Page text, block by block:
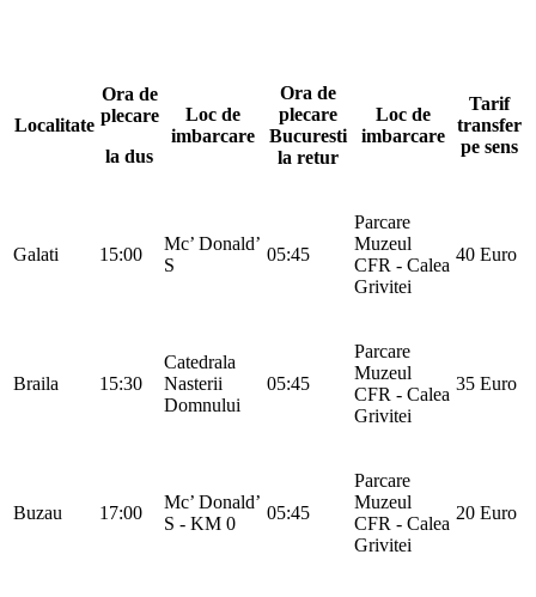
Localitate
Ora de
plecare
la dus
Loc de
imbarcare
Ora de
plecare
Bucuresti
la retur
Loc de
imbarcare
Tarif
transfer
pe sens
Galati 15:00
Mc’ Donald’
S
05:45
Parcare
Muzeul
CFR - Calea
Grivitei
40 Euro
Braila 15:30
Catedrala
Nasterii
Domnului
05:45
Parcare
Muzeul
CFR - Calea
Grivitei
35 Euro
Buzau 17:00
Mc’ Donald’
S - KM 0
05:45
Parcare
Muzeul
CFR - Calea
Grivitei
20 Euro